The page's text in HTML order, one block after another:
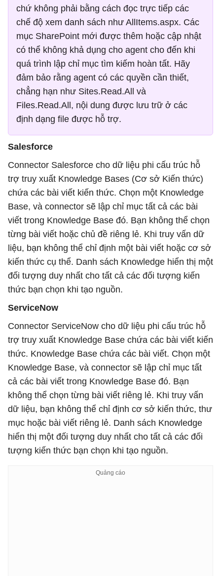
chứ không phải bằng cách đọc trực tiếp các
chế độ xem danh sách như AllItems.aspx. Các
mục SharePoint mới được thêm hoặc cập nhật
có thể không khả dụng cho agent cho đến khi
quá trình lập chỉ mục tìm kiếm hoàn tất. Hãy
đảm bảo rằng agent có các quyền cần thiết,
chẳng hạn như Sites.Read.All và
Files.Read.All, nội dung được lưu trữ ở các
định dạng file được hỗ trợ.
Salesforce
Connector Salesforce cho dữ liệu phi cấu trúc hỗ
trợ truy xuất Knowledge Bases (Cơ sở Kiến thức)
chứa các bài viết kiến ​​thức. Chọn một Knowledge
Base, và connector sẽ lập chỉ mục tất cả các bài
viết trong Knowledge Base đó. Bạn không thể chọn
từng bài viết hoặc chủ đề riêng lẻ. Khi truy vấn dữ
liệu, bạn không thể chỉ định một bài viết hoặc cơ sở
kiến ​​thức cụ thể. Danh sách Knowledge hiển thị một
đối tượng duy nhất cho tất cả các đối tượng kiến ​​
thức bạn chọn khi tạo nguồn.
ServiceNow
Connector ServiceNow cho dữ liệu phi cấu trúc hỗ
trợ truy xuất Knowledge Base chứa các bài viết kiến
​​thức. Knowledge Base chứa các bài viết. Chọn một
Knowledge Base, và connector sẽ lập chỉ mục tất
cả các bài viết trong Knowledge Base đó. Bạn
không thể chọn từng bài viết riêng lẻ. Khi truy vấn
dữ liệu, bạn không thể chỉ định cơ sở kiến ​​thức, thư
mục hoặc bài viết riêng lẻ. Danh sách Knowledge
hiển thị một đối tượng duy nhất cho tất cả các đối
tượng kiến ​​thức bạn chọn khi tạo nguồn.